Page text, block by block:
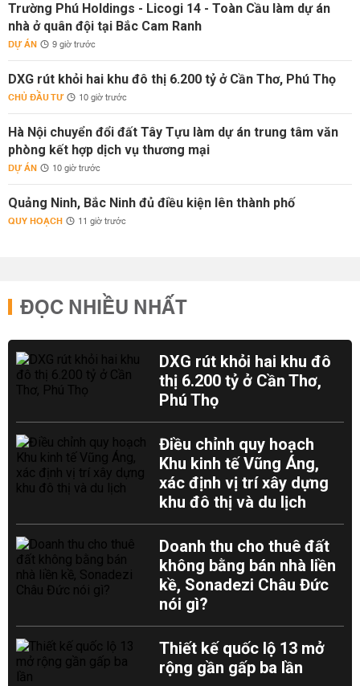
Trường Phú Holdings - Licogi 14 - Toàn Cầu làm dự án
nhà ở quân đội tại Bắc Cam Ranh
DỰ ÁN 9 giờ trước
DXG rút khỏi hai khu đô thị 6.200 tỷ ở Cần Thơ, Phú Thọ
CHỦ ĐẦU TƯ 10 giờ trước
Hà Nội chuyển đổi đất Tây Tựu làm dự án trung tâm văn
phòng kết hợp dịch vụ thương mại
DỰ ÁN 10 giờ trước
Quảng Ninh, Bắc Ninh đủ điều kiện lên thành phố
QUY HOẠCH 11 giờ trước
ĐỌC NHIỀU NHẤT
DXG rút khỏi hai khu đô
thị 6.200 tỷ ở Cần Thơ,
Phú Thọ
Điều chỉnh quy hoạch
Khu kinh tế Vũng Áng,
xác định vị trí xây dựng
khu đô thị và du lịch
Doanh thu cho thuê đất
không bằng bán nhà liền
kề, Sonadezi Châu Đức
nói gì?
Thiết kế quốc lộ 13 mở
rộng gần gấp ba lần